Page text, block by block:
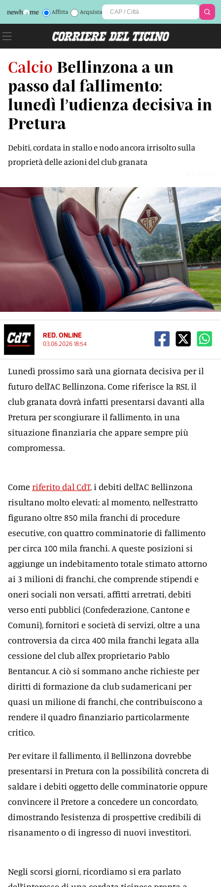
Affitta Acquista
Calcio Bellinzona a un
passo dal fallimento:
lunedì l’udienza decisiva in
Pretura
Debiti, cordata in stallo e nodo ancora irrisolto sulla
proprietà delle azioni del club granata
RED. ONLINE
03.06.2026 18:54
Lunedì prossimo sarà una giornata decisiva per il
futuro dell’AC Bellinzona. Come riferisce la RSI, il
club granata dovrà infatti presentarsi davanti alla
Pretura per scongiurare il fallimento, in una
situazione finanziaria che appare sempre più
compromessa.
Come riferito dal CdT, i debiti dell’AC Bellinzona
risultano molto elevati: al momento, nell’estratto
figurano oltre 850 mila franchi di procedure
esecutive, con quattro comminatorie di fallimento
per circa 100 mila franchi. A queste posizioni si
aggiunge un indebitamento totale stimato attorno
ai 3 milioni di franchi, che comprende stipendi e
oneri sociali non versati, affitti arretrati, debiti
verso enti pubblici (Confederazione, Cantone e
Comuni), fornitori e società di servizi, oltre a una
controversia da circa 400 mila franchi legata alla
cessione del club all’ex proprietario Pablo
Bentancur. A ciò si sommano anche richieste per
diritti di formazione da club sudamericani per
quasi un milione di franchi, che contribuiscono a
rendere il quadro finanziario particolarmente
critico.
Per evitare il fallimento, il Bellinzona dovrebbe
presentarsi in Pretura con la possibilità concreta di
saldare i debiti oggetto delle comminatorie oppure
convincere il Pretore a concedere un concordato,
dimostrando l’esistenza di prospettive credibili di
risanamento o di ingresso di nuovi investitori.
Negli scorsi giorni, ricordiamo si era parlato